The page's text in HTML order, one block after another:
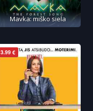
Mavka: miško siela
3.99 €